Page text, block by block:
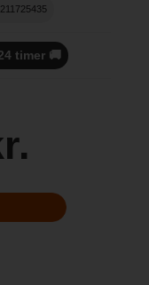
timer 🚚